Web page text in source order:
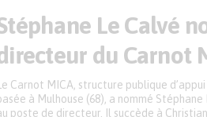
Le Calvé
du Carnot
Le Carnot MICA, structure publique
à Mulhouse (68), a nommé Stéphane
poste de directeur. Il succède à